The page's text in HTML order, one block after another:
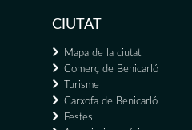
CIUTAT
Mapa de la ciutat
Comerç de Benicarló
Turisme
Carxofa de Benicarló
Festes